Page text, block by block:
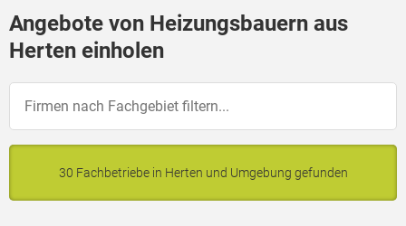
Angebote von Heizungsbauern aus
Herten einholen
30 Fachbetriebe in Herten und Umgebung gefunden